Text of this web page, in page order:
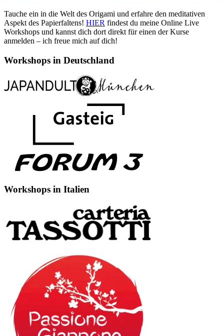
Tauche ein in die Welt des Origami und erfahre den meditativen
Aspekt des Papierfaltens! HIER findest du meine Online Live
Workshops und kannst dich dort direkt für einen der Kurse
anmelden – ich freue mich auf dich!
Workshops in Deutschland
Workshops in Italien